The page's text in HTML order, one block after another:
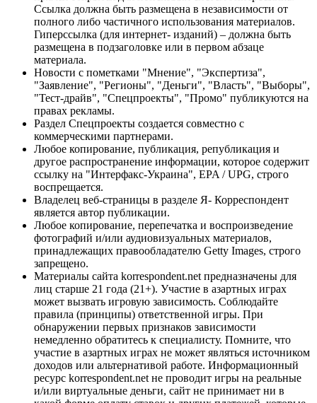
Ссылка должна быть размещена в независимости от
полного либо частичного использования материалов.
Гиперссылка (для интернет- изданий) – должна быть
размещена в подзаголовке или в первом абзаце
материала.
Новости с пометками "Мнение", "Экспертиза",
"Заявление", "Регионы", "Деньги", "Власть", "Выборы",
"Тест-драйв", "Спецпроекты", "Промо" публикуются на
правах рекламы.
Раздел Спецпроекты создается совместно с
коммерческими партнерами.
Любое копирование, публикация, републикация и
другое распространение информации, которое содержит
ссылку на "Интерфакс-Украина", EPA / UPG, строго
воспрещается.
Владелец веб-страницы в разделе Я- Корреспондент
является автор публикации.
Любое копирование, перепечатка и воспроизведение
фотографий и/или аудиовизуальных материалов,
принадлежащих правообладателю Getty Images, строго
запрещено.
Материалы сайта korrespondent.net предназначены для
лиц старше 21 года (21+). Участие в азартных играх
может вызвать игровую зависимость. Соблюдайте
правила (принципы) ответственной игры. При
обнаружении первых признаков зависимости
немедленно обратитесь к специалисту. Помните, что
участие в азартных играх не может являться источником
доходов или альтернативой работе. Информационный
ресурс korrespondent.net не проводит игры на реальные
и/или виртуальные деньги, сайт не принимает ни в